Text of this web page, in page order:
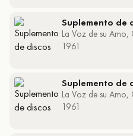
Suplemento de
La Voz de su
1961
Suplemento de
La Voz de su
1961